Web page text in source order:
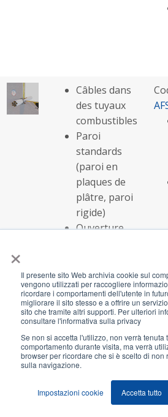
×
Il presente sito Web archivia cookie sul
vengono utilizzati per raccogliere
ricordare i comportamenti dell'utente in
migliorare il sito stesso e a offrire un
sito che tramite altri supporti. Per ulteriori
consultare l'informativa sulla privacy
Se non si accetta l'utilizzo, non verrà tenuta
comportamento durante visita, ma verrà
browser per ricordare che si è scelto di non
sulla navigazione.
Impostazioni cookie Accetta tutto
Câbles dans
des tuyaux
combustibles
Paroi
standards
(paroi en
plaques de
plâtre, paroi
rigide)
Ouverture
Câbles dans
des tuyaux
combustibles
Parois
(cloison